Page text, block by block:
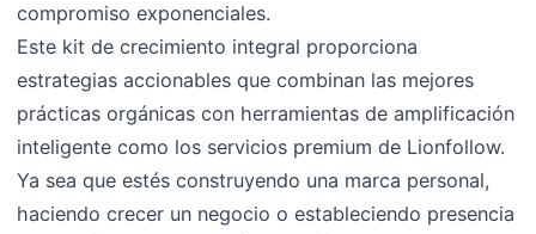
compromiso exponenciales.
Este kit de crecimiento integral proporciona
estrategias accionables que combinan las mejores
prácticas orgánicas con herramientas de amplificación
inteligente como los servicios premium de Lionfollow.
Ya sea que estés construyendo una marca personal,
haciendo crecer un negocio o estableciendo presencia